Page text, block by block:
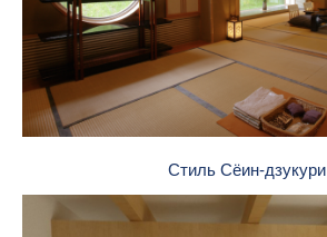
Стиль Сёин-дзукури